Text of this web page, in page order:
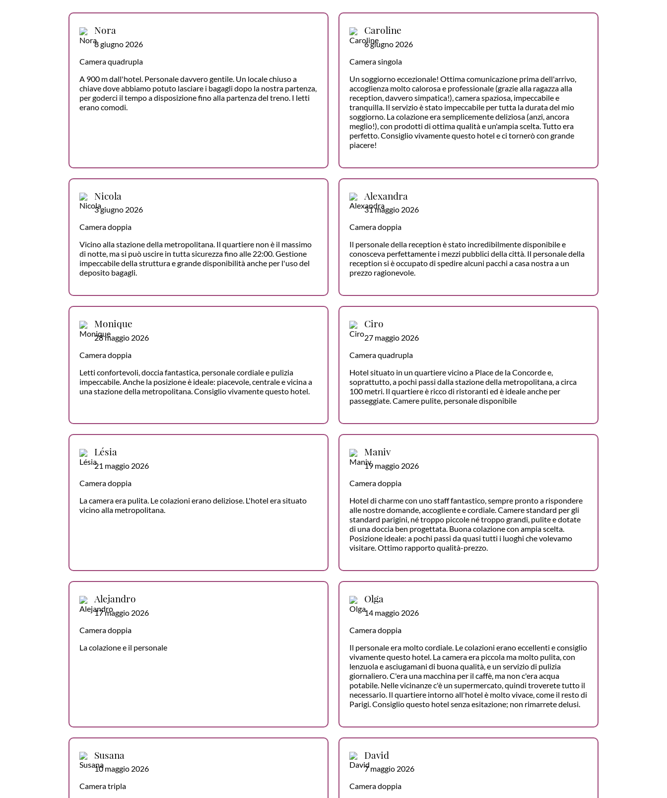
Nora
8 giugno 2026
Camera quadrupla
A 900 m dall'hotel. Personale davvero gentile. Un locale chiuso a
chiave dove abbiamo potuto lasciare i bagagli dopo la nostra partenza,
per goderci il tempo a disposizione fino alla partenza del treno. I letti
erano comodi.
Caroline
6 giugno 2026
Camera singola
Un soggiorno eccezionale! Ottima comunicazione prima dell'arrivo,
accoglienza molto calorosa e professionale (grazie alla ragazza alla
reception, davvero simpatica!), camera spaziosa, impeccabile e
tranquilla. Il servizio è stato impeccabile per tutta la durata del mio
soggiorno. La colazione era semplicemente deliziosa (anzi, ancora
meglio!), con prodotti di ottima qualità e un'ampia scelta. Tutto era
perfetto. Consiglio vivamente questo hotel e ci tornerò con grande
piacere!
Nicola
3 giugno 2026
Camera doppia
Vicino alla stazione della metropolitana. Il quartiere non è il massimo
di notte, ma si può uscire in tutta sicurezza fino alle 22:00. Gestione
impeccabile della struttura e grande disponibilità anche per l'uso del
deposito bagagli.
Alexandra
31 maggio 2026
Camera doppia
Il personale della reception è stato incredibilmente disponibile e
conosceva perfettamente i mezzi pubblici della città. Il personale della
reception si è occupato di spedire alcuni pacchi a casa nostra a un
prezzo ragionevole.
Monique
28 maggio 2026
Camera doppia
Letti confortevoli, doccia fantastica, personale cordiale e pulizia
impeccabile. Anche la posizione è ideale: piacevole, centrale e vicina a
una stazione della metropolitana. Consiglio vivamente questo hotel.
Ciro
27 maggio 2026
Camera quadrupla
Hotel situato in un quartiere vicino a Place de la Concorde e,
soprattutto, a pochi passi dalla stazione della metropolitana, a circa
100 metri. Il quartiere è ricco di ristoranti ed è ideale anche per
passeggiate. Camere pulite, personale disponibile
Lésia
21 maggio 2026
Camera doppia
La camera era pulita. Le colazioni erano deliziose. L'hotel era situato
vicino alla metropolitana.
Maniv
19 maggio 2026
Camera doppia
Hotel di charme con uno staff fantastico, sempre pronto a rispondere
alle nostre domande, accogliente e cordiale. Camere standard per gli
standard parigini, né troppo piccole né troppo grandi, pulite e dotate
di una doccia ben progettata. Buona colazione con ampia scelta.
Posizione ideale: a pochi passi da quasi tutti i luoghi che volevamo
visitare. Ottimo rapporto qualità-prezzo.
Alejandro
17 maggio 2026
Camera doppia
La colazione e il personale
Olga
14 maggio 2026
Camera doppia
Il personale era molto cordiale. Le colazioni erano eccellenti e consiglio
vivamente questo hotel. La camera era piccola ma molto pulita, con
lenzuola e asciugamani di buona qualità, e un servizio di pulizia
giornaliero. C'era una macchina per il caffè, ma non c'era acqua
potabile. Nelle vicinanze c'è un supermercato, quindi troverete tutto il
necessario. Il quartiere intorno all'hotel è molto vivace, come il resto di
Parigi. Consiglio questo hotel senza esitazione; non rimarrete delusi.
Susana
10 maggio 2026
Camera tripla
David
7 maggio 2026
Camera doppia